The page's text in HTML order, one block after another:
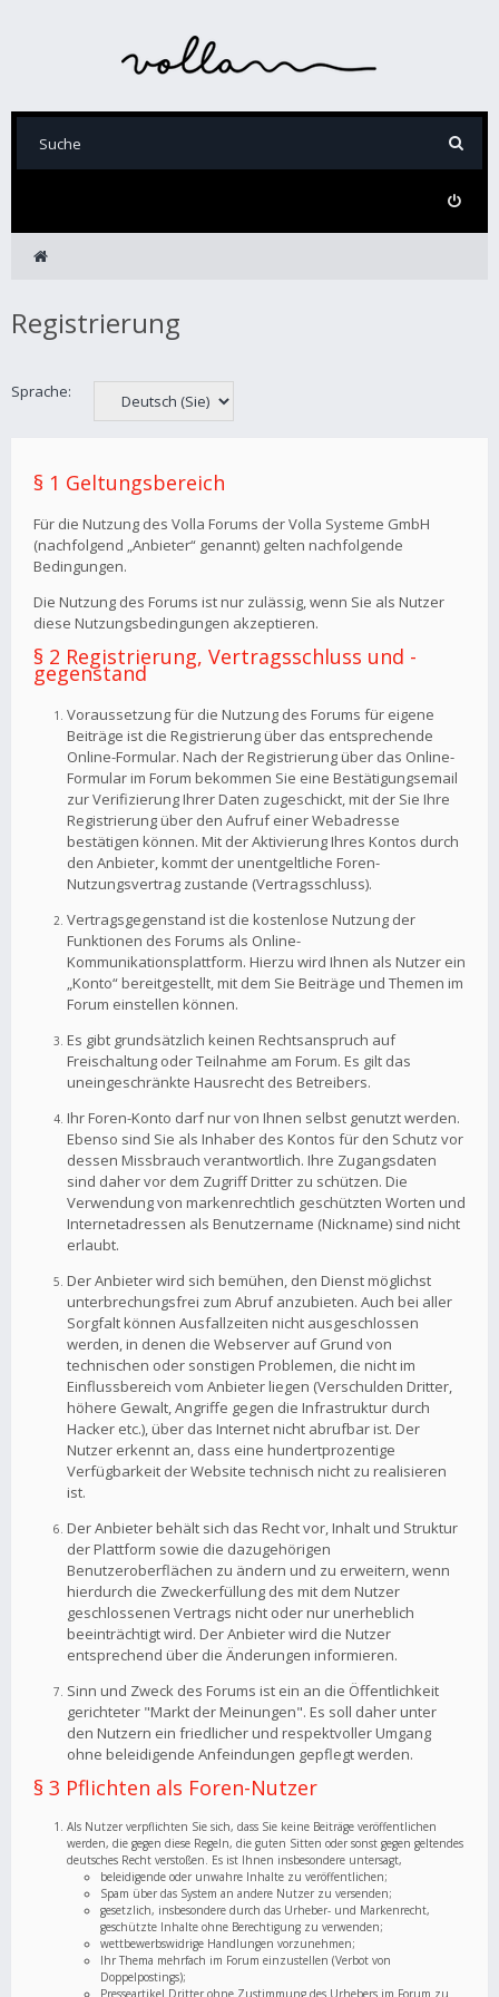
Registrierung
Sprache:
§ 1 Geltungsbereich
Für die Nutzung des Volla Forums der Volla Systeme GmbH
(nachfolgend „Anbieter“ genannt) gelten nachfolgende
Bedingungen.
Die Nutzung des Forums ist nur zulässig, wenn Sie als Nutzer
diese Nutzungsbedingungen akzeptieren.
§ 2 Registrierung, Vertragsschluss und -
gegenstand
Voraussetzung für die Nutzung des Forums für eigene
Beiträge ist die Registrierung über das entsprechende
Online-Formular. Nach der Registrierung über das Online-
Formular im Forum bekommen Sie eine Bestätigungsemail
zur Verifizierung Ihrer Daten zugeschickt, mit der Sie Ihre
Registrierung über den Aufruf einer Webadresse
bestätigen können. Mit der Aktivierung Ihres Kontos durch
den Anbieter, kommt der unentgeltliche Foren-
Nutzungsvertrag zustande (Vertragsschluss).
Vertragsgegenstand ist die kostenlose Nutzung der
Funktionen des Forums als Online-
Kommunikationsplattform. Hierzu wird Ihnen als Nutzer ein
„Konto“ bereitgestellt, mit dem Sie Beiträge und Themen im
Forum einstellen können.
Es gibt grundsätzlich keinen Rechtsanspruch auf
Freischaltung oder Teilnahme am Forum. Es gilt das
uneingeschränkte Hausrecht des Betreibers.
Ihr Foren-Konto darf nur von Ihnen selbst genutzt werden.
Ebenso sind Sie als Inhaber des Kontos für den Schutz vor
dessen Missbrauch verantwortlich. Ihre Zugangsdaten
sind daher vor dem Zugriff Dritter zu schützen. Die
Verwendung von markenrechtlich geschützten Worten und
Internetadressen als Benutzername (Nickname) sind nicht
erlaubt.
Der Anbieter wird sich bemühen, den Dienst möglichst
unterbrechungsfrei zum Abruf anzubieten. Auch bei aller
Sorgfalt können Ausfallzeiten nicht ausgeschlossen
werden, in denen die Webserver auf Grund von
technischen oder sonstigen Problemen, die nicht im
Einflussbereich vom Anbieter liegen (Verschulden Dritter,
höhere Gewalt, Angriffe gegen die Infrastruktur durch
Hacker etc.), über das Internet nicht abrufbar ist. Der
Nutzer erkennt an, dass eine hundertprozentige
Verfügbarkeit der Website technisch nicht zu realisieren
ist.
Der Anbieter behält sich das Recht vor, Inhalt und Struktur
der Plattform sowie die dazugehörigen
Benutzeroberflächen zu ändern und zu erweitern, wenn
hierdurch die Zweckerfüllung des mit dem Nutzer
geschlossenen Vertrags nicht oder nur unerheblich
beeinträchtigt wird. Der Anbieter wird die Nutzer
entsprechend über die Änderungen informieren.
Sinn und Zweck des Forums ist ein an die Öffentlichkeit
gerichteter "Markt der Meinungen". Es soll daher unter
den Nutzern ein friedlicher und respektvoller Umgang
ohne beleidigende Anfeindungen gepflegt werden.
§ 3 Pflichten als Foren-Nutzer
Als Nutzer verpflichten Sie sich, dass Sie keine Beiträge veröffentlichen
werden, die gegen diese Regeln, die guten Sitten oder sonst gegen geltendes
deutsches Recht verstoßen. Es ist Ihnen insbesondere untersagt,
beleidigende oder unwahre Inhalte zu veröffentlichen;
Spam über das System an andere Nutzer zu versenden;
gesetzlich, insbesondere durch das Urheber- und Markenrecht,
geschützte Inhalte ohne Berechtigung zu verwenden;
wettbewerbswidrige Handlungen vorzunehmen;
Ihr Thema mehrfach im Forum einzustellen (Verbot von
Doppelpostings);
Presseartikel Dritter ohne Zustimmung des Urhebers im Forum zu